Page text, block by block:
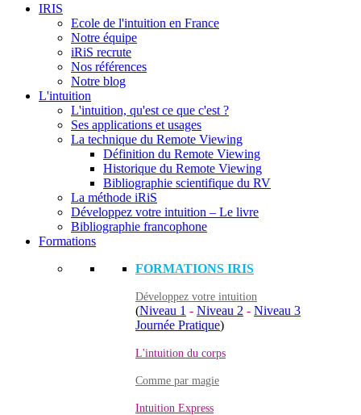
IRIS
Ecole de l'intuition en France
Notre équipe
iRiS recrute
Nos références
Notre blog
L'intuition
L'intuition, qu'est ce que c'est ?
Ses applications et usages
La technique du Remote Viewing
Définition du Remote Viewing
Historique du Remote Viewing
Bibliographie scientifique du RV
La méthode iRiS
Développez votre intuition – Le livre
Bibliographie francophone
Formations
FORMATIONS IRIS
Développez votre intuition
(Niveau 1 - Niveau 2 - Niveau 3
Journée Pratique)
L'intuition du corps
Comme par magie
Intuition Express